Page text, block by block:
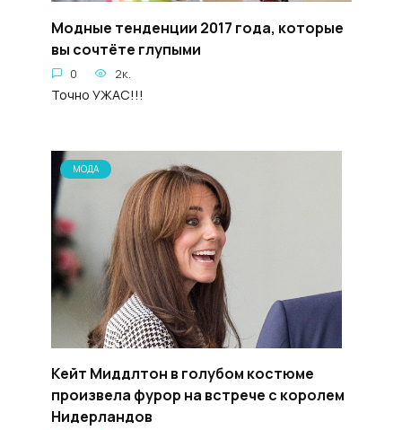
Модные тенденции 2017 года, которые
вы сочтёте глупыми
0 2к.
Точно УЖАС!!!
МОДА
Кейт Миддлтон в голубом костюме
произвела фурор на встрече с королем
Нидерландов